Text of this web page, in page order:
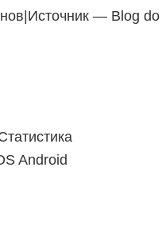
— Blog do
Android